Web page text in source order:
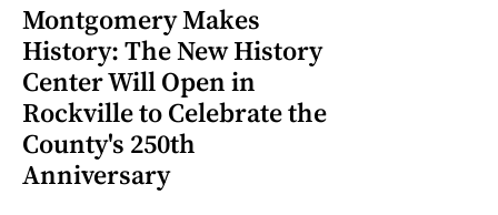
Montgomery Makes
History: The New History
Center Will Open in
Rockville to Celebrate the
County's 250th
Anniversary